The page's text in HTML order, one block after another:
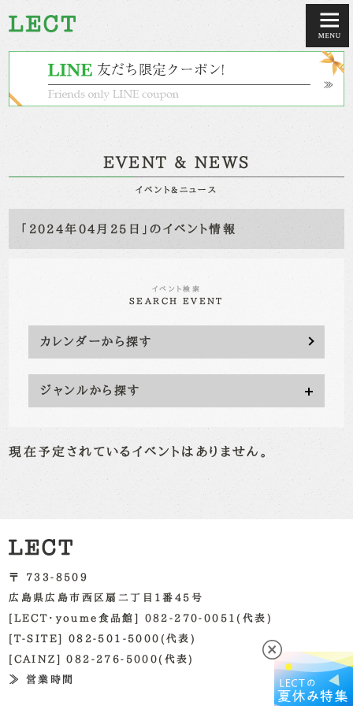
EVENT & NEWS
イベント&ニュース
「2024年04月25日」のイベント情報
イベント検索
SEARCH EVENT
カレンダーから探す
ジャンルから探す
現在予定されているイベントはありません。
〒 733-8509
広島県広島市西区扇二丁目1番45号
[LECT・youme食品館] 082-270-0051(代表)
[T-SITE] 082-501-5000(代表)
[CAINZ] 082-276-5000(代表)
≫ 営業時間